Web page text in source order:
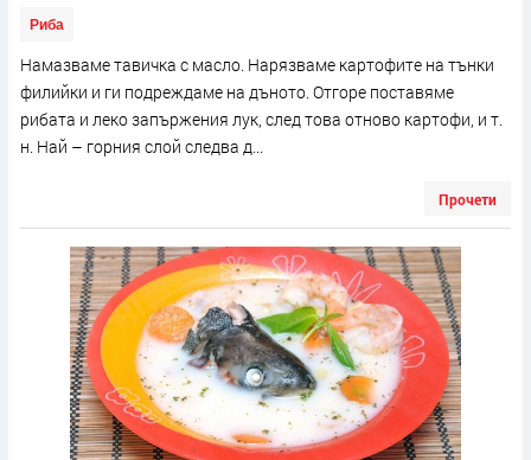
Риба
Намазваме тавичка с масло. Нарязваме картофите на тънки
филийки и ги подреждаме на дъното. Отгоре поставяме
рибата и леко запържения лук, след това отново картофи, и т.
н. Най – горния слой следва д...
Прочети